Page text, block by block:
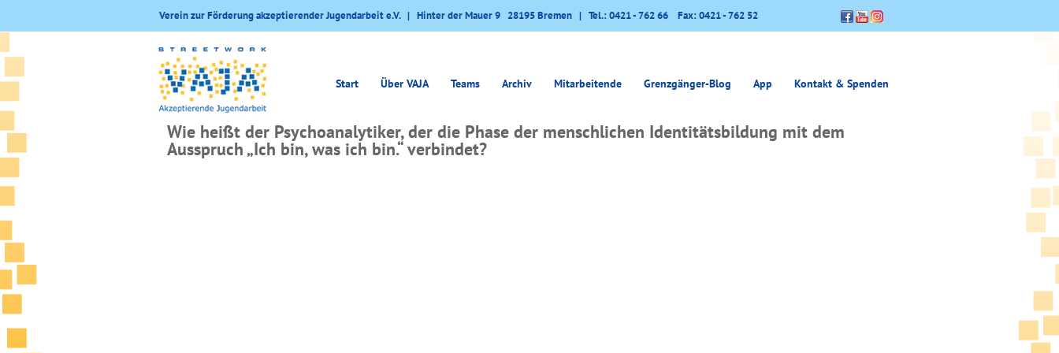
Verein zur Förderung akzeptierender Jugendarbeit e.V. | Hinter der Mauer 9 28195 Bremen | Tel.: 0421 - 762 66 Fax: 0421 - 762 52
Start Über VAJA Teams Archiv Mitarbeitende Grenzgänger-Blog App Kontakt & Spenden
Wie heißt der Psychoanalytiker, der die Phase der menschlichen Identitätsbildung mit dem
Ausspruch „Ich bin, was ich bin.“ verbindet?